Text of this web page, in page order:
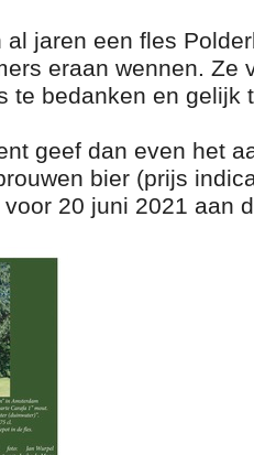
jaren een fles
eraan wennen. Ze
te bedanken en
geef dan even het
bier (prijs
20 juni 2021 aan